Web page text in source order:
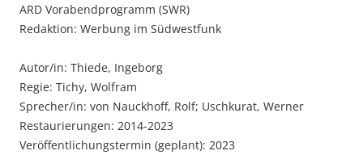
ARD Vorabendprogramm (SWR)
Redaktion: Werbung im Südwestfunk
Autor/in: Thiede, Ingeborg
Regie: Tichy, Wolfram
Sprecher/in: von Nauckhoff, Rolf; Uschkurat, Werner
Restaurierungen: 2014-2023
Veröffentlichungstermin (geplant): 2023